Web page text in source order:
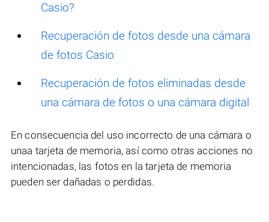
Casio?
Recuperación de fotos desde una cámara
de fotos Casio
Recuperación de fotos eliminadas desde
una cámara de fotos o una cámara digital
En consecuencia del uso incorrecto de una cámara o
unaa tarjeta de memoria, así como otras acciones no
intencionadas, las fotos en la tarjeta de memoria
pueden ser dañadas o perdidas.